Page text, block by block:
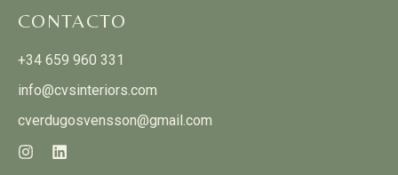
CONTACTO
+34 659 960 331
info@cvsinteriors.com
cverdugosvensson@gmail.com